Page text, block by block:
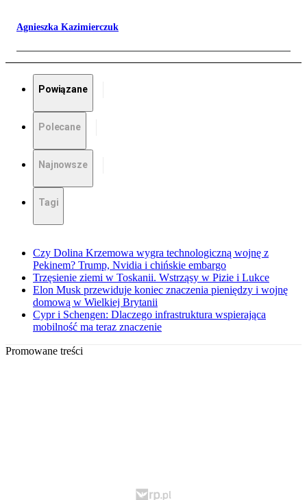
Agnieszka Kazimierczuk
Powiązane
Polecane
Najnowsze
Tagi
Czy Dolina Krzemowa wygra technologiczną wojnę z
Pekinem? Trump, Nvidia i chińskie embargo
Trzęsienie ziemi w Toskanii. Wstrząsy w Pizie i Lukce
Elon Musk przewiduje koniec znaczenia pieniędzy i wojnę
domową w Wielkiej Brytanii
Cypr i Schengen: Dlaczego infrastruktura wspierająca
mobilność ma teraz znaczenie
Promowane treści